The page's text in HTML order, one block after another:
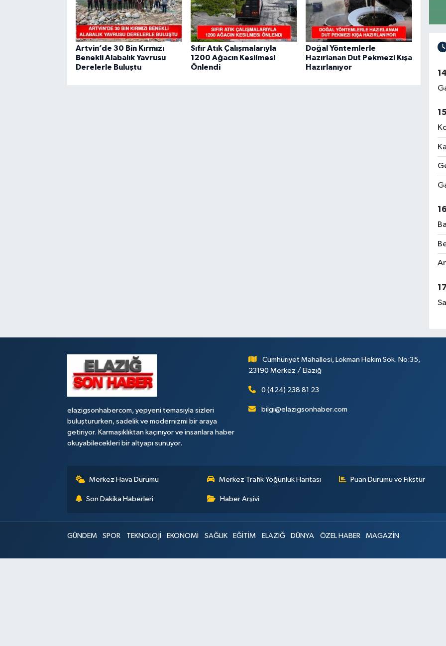
Artvin’de 30 Bin Kırmızı
Benekli Alabalık Yavrusu
Derelerle Buluştu
Sıfır Atık Çalışmalarıyla
1200 Ağacın Kesilmesi
Önlendi
Doğal Yöntemlerle
Hazırlanan Dut Pekmezi Kışa
Hazırlanıyor
elazigsonhabercom, yepyeni temasıyla sizleri
buluştururken, sadelik ve modernizmi bir araya
getiriyor. Karmaşıklıktan kaçınıyor ve insanlara haber
okuyabilecekleri bir altyapı sunuyor.
Cumhuriyet Mahallesi, Lokman Hekim Sok. No:35,
23190 Merkez / Elazığ
0 (424) 238 81 23
bilgi@elazigsonhaber.com
Merkez Hava Durumu Merkez Trafik Yoğunluk Haritası Puan Durumu ve Fikstür
Son Dakika Haberleri Haber Arşivi
GÜNDEM SPOR TEKNOLOJİ EKONOMİ SAĞLIK EĞİTİM ELAZIĞ DÜNYA ÖZEL HABER MAGAZİN